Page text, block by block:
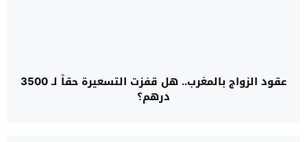
عقود الزواج بالمغرب.. هل قفزت التسعيرة حقاً لـ 3500
درهم؟